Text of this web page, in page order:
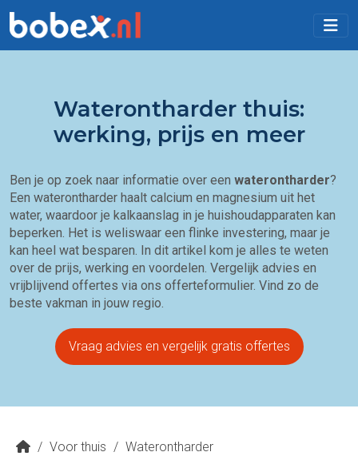
Waterontharder thuis:
werking, prijs en meer
Ben je op zoek naar informatie over een waterontharder?
Een waterontharder haalt calcium en magnesium uit het
water, waardoor je kalkaanslag in je huishoudapparaten kan
beperken. Het is weliswaar een flinke investering, maar je
kan heel wat besparen. In dit artikel kom je alles te weten
over de prijs, werking en voordelen. Vergelijk advies en
vrijblijvend offertes via ons offerteformulier. Vind zo de
beste vakman in jouw regio.
Vraag advies en vergelijk gratis offertes
/ Voor thuis / Waterontharder